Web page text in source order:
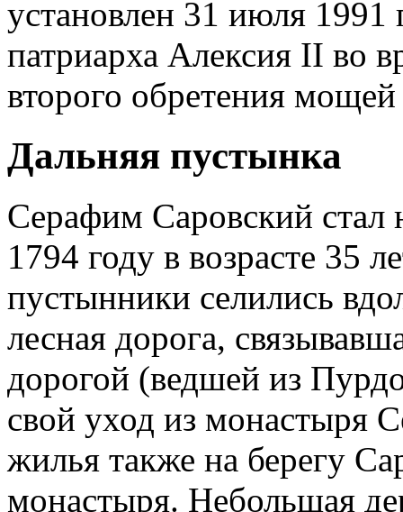
установлен 31 июля 1991
патриарха Алексия II во
второго обретения
Дальняя пустынка
Серафим Саровский стал
1794 году в возрасте 35
пустынники селились
лесная дорога,
дорогой (ведшей из
свой уход из монастыря
жилья также на берегу
монастыря. Небольшая